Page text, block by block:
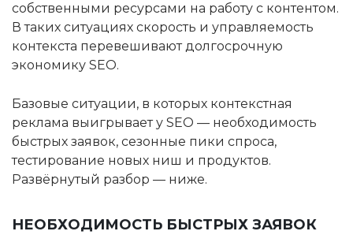
собственными ресурсами на работу с контентом.
В таких ситуациях скорость и управляемость
контекста перевешивают долгосрочную
экономику SEO.
Базовые ситуации, в которых контекстная
реклама выигрывает у SEO — необходимость
быстрых заявок, сезонные пики спроса,
тестирование новых ниш и продуктов.
Развёрнутый разбор — ниже.
НЕОБХОДИМОСТЬ БЫСТРЫХ ЗАЯВОК